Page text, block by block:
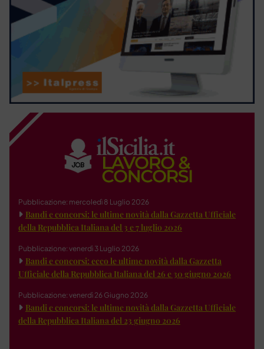
Pubblicazione: mercoledì 8 Luglio 2026
Bandi e concorsi: le ultime novità dalla Gazzetta Ufficiale
della Repubblica Italiana del 3 e 7 luglio 2026
Pubblicazione: venerdì 3 Luglio 2026
Bandi e concorsi: ecco le ultime novità dalla Gazzetta
Ufficiale della Repubblica Italiana del 26 e 30 giugno 2026
Pubblicazione: venerdì 26 Giugno 2026
Bandi e concorsi: le ultime novità dalla Gazzetta Ufficiale
della Repubblica Italiana del 23 giugno 2026